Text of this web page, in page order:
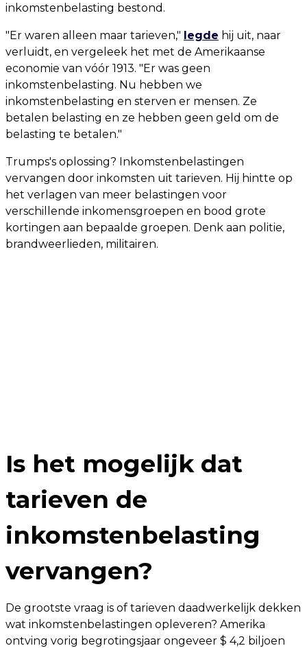
inkomstenbelasting bestond.
"Er waren alleen maar tarieven," legde hij uit, naar
verluidt, en vergeleek het met de Amerikaanse
economie van vóór 1913. "Er was geen
inkomstenbelasting. Nu hebben we
inkomstenbelasting en sterven er mensen. Ze
betalen belasting en ze hebben geen geld om de
belasting te betalen."
Trumps's oplossing? Inkomstenbelastingen
vervangen door inkomsten uit tarieven. Hij hintte op
het verlagen van meer belastingen voor
verschillende inkomensgroepen en bood grote
kortingen aan bepaalde groepen. Denk aan politie,
brandweerlieden, militairen.
Is het mogelijk dat
tarieven de
inkomstenbelasting
vervangen?
De grootste vraag is of tarieven daadwerkelijk dekken
wat inkomstenbelastingen opleveren? Amerika
ontving vorig begrotingsjaar ongeveer $ 4,2 biljoen